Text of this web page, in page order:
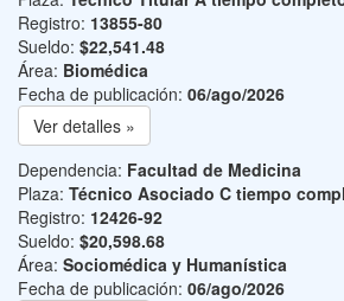
Registro: 13855-80
Sueldo: $22,541.48
Área: Biomédica
Fecha de publicación: 06/ago/2026
Ver detalles »
Dependencia: Facultad de Medicina
Plaza: Técnico Asociado C tiempo
Registro: 12426-92
Sueldo: $20,598.68
Área: Sociomédica y Humanística
Fecha de publicación: 06/ago/2026